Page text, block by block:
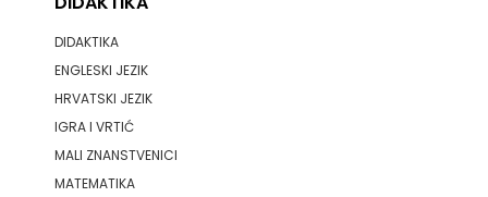
FRA
GRGO
MARTIĆ
DIDAKTIKA
ENGLESKI JEZIK
HRVATSKI JEZIK
IGRA I VRTIĆ
MALI ZNANSTVENICI
MATEMATIKA